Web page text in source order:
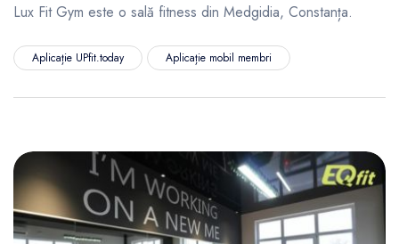
Lux Fit Gym este o sală fitness din Medgidia, Constanța.
Aplicație UPfit.today Aplicație mobil membri